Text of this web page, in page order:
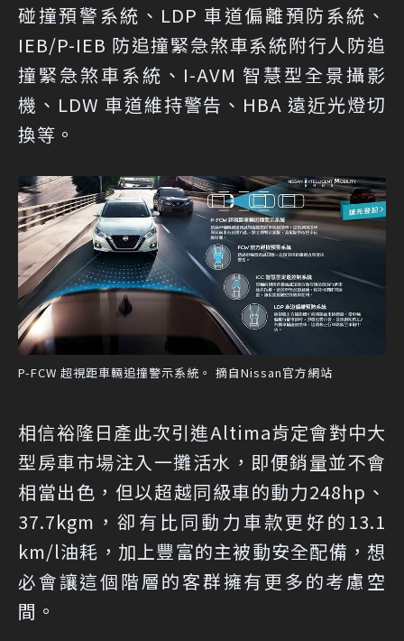
碰撞預警系統、LDP 車道偏離預防系統、
IEB/P-IEB 防追撞緊急煞車系統附行人防追
撞緊急煞車系統、I-AVM 智慧型全景攝影
機、LDW 車道維持警告、HBA 遠近光燈切
換等。
P-FCW 超視距車輛追撞警示系統。 摘自Nissan官方網站
相信裕隆日產此次引進Altima肯定會對中大
型房車市場注入一攤活水，即便銷量並不會
相當出色，但以超越同級車的動力248hp、
37.7kgm，卻有比同動力車款更好的13.1
km/l油耗，加上豐富的主被動安全配備，想
必會讓這個階層的客群擁有更多的考慮空
間。